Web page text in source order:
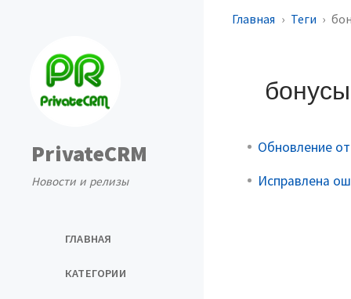
PrivateCRM
Новости и релизы
ГЛАВНАЯ
КАТЕГОРИИ
Главная Теги
Обновление
Исправлена